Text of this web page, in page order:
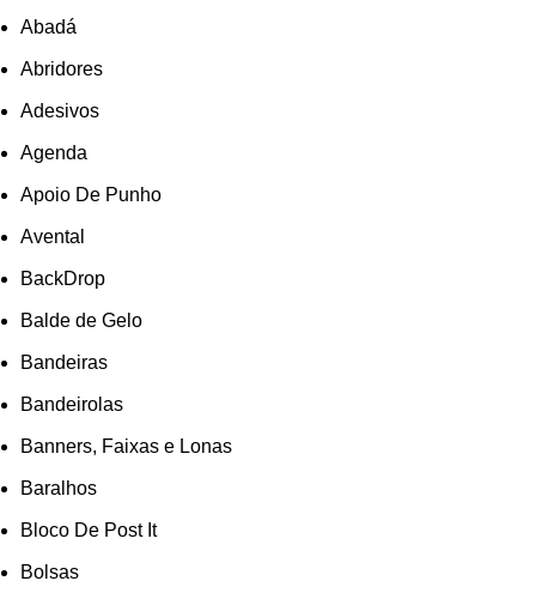
Abadá
Abridores
Adesivos
Agenda
Apoio De Punho
Avental
BackDrop
Balde de Gelo
Bandeiras
Bandeirolas
Banners, Faixas e Lonas
Baralhos
Bloco De Post It
Bolsas